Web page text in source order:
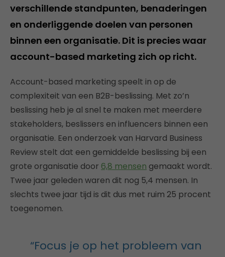
verschillende standpunten, benaderingen
en onderliggende doelen van personen
binnen een organisatie. Dit is precies waar
account-based marketing zich op richt.
Account-based marketing speelt in op de
complexiteit van een B2B-beslissing. Met zo’n
beslissing heb je al snel te maken met meerdere
stakeholders, beslissers en influencers binnen een
organisatie. Een onderzoek van Harvard Business
Review stelt dat een gemiddelde beslissing bij een
grote organisatie door 6,8 mensen gemaakt wordt.
Twee jaar geleden waren dit nog 5,4 mensen. In
slechts twee jaar tijd is dit dus met ruim 25 procent
toegenomen.
“Focus je op het probleem van